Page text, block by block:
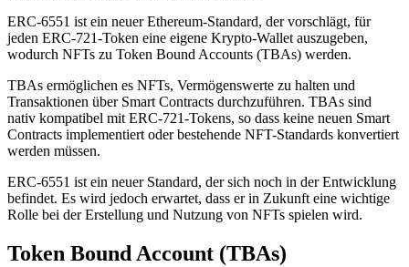
ERC-6551 ist ein neuer Ethereum-Standard, der vorschlägt, für
jeden ERC-721-Token eine eigene Krypto-Wallet auszugeben,
wodurch NFTs zu Token Bound Accounts (TBAs) werden.
TBAs ermöglichen es NFTs, Vermögenswerte zu halten und
Transaktionen über Smart Contracts durchzuführen. TBAs sind
nativ kompatibel mit ERC-721-Tokens, so dass keine neuen Smart
Contracts implementiert oder bestehende NFT-Standards konvertiert
werden müssen.
ERC-6551 ist ein neuer Standard, der sich noch in der Entwicklung
befindet. Es wird jedoch erwartet, dass er in Zukunft eine wichtige
Rolle bei der Erstellung und Nutzung von NFTs spielen wird.
Token Bound Account (TBAs)